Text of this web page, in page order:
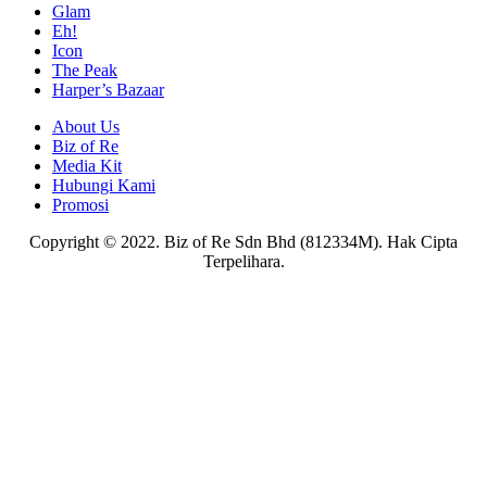
Glam
Eh!
Icon
The Peak
Harper’s Bazaar
About Us
Biz of Re
Media Kit
Hubungi Kami
Promosi
Copyright © 2022. Biz of Re Sdn Bhd (812334M). Hak Cipta
Terpelihara.